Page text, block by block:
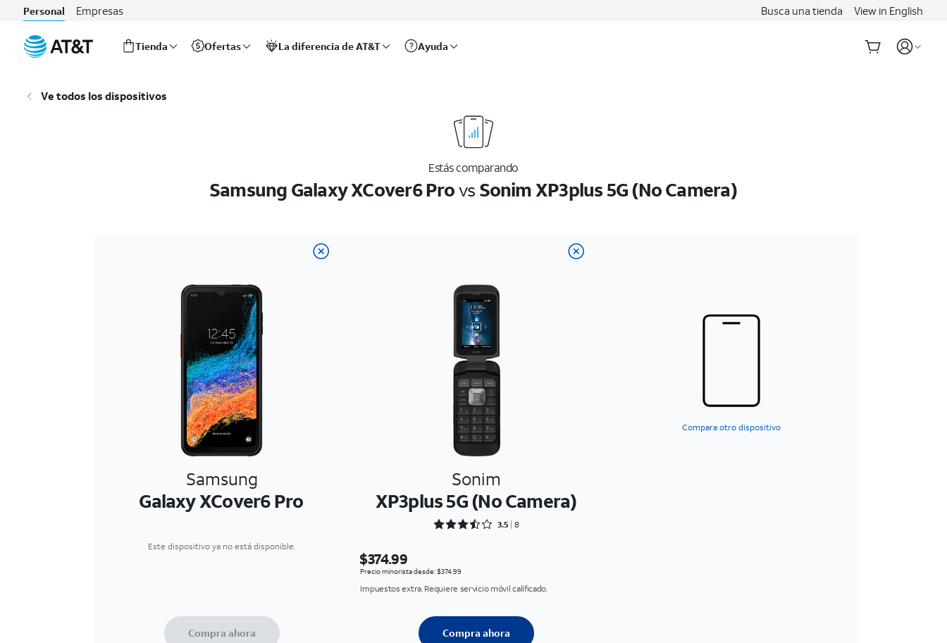
Personal Empresas Busca una tienda View in English
Tienda Ofertas La diferencia de AT&T Ayuda
Ve todos los dispositivos
Estás comparando
Samsung Galaxy XCover6 Provs Sonim XP3plus 5G (No Camera)
Compara otro dispositivo
Samsung
Galaxy XCover6 Pro
Sonim
XP3plus 5G (No Camera)
Rated 3.5 out of 5
3.5 8
Este dispositivo ya no está disponible.
$374.99
Precio minorista desde: $374.99
Impuestos extra. Requiere servicio móvil calificado.
Compra ahora Compra ahora